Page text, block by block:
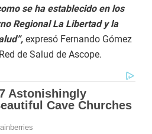
se ha establecido en los
Regional La Libertad y la
expresó Fernando Gómez
de Salud de Ascope.